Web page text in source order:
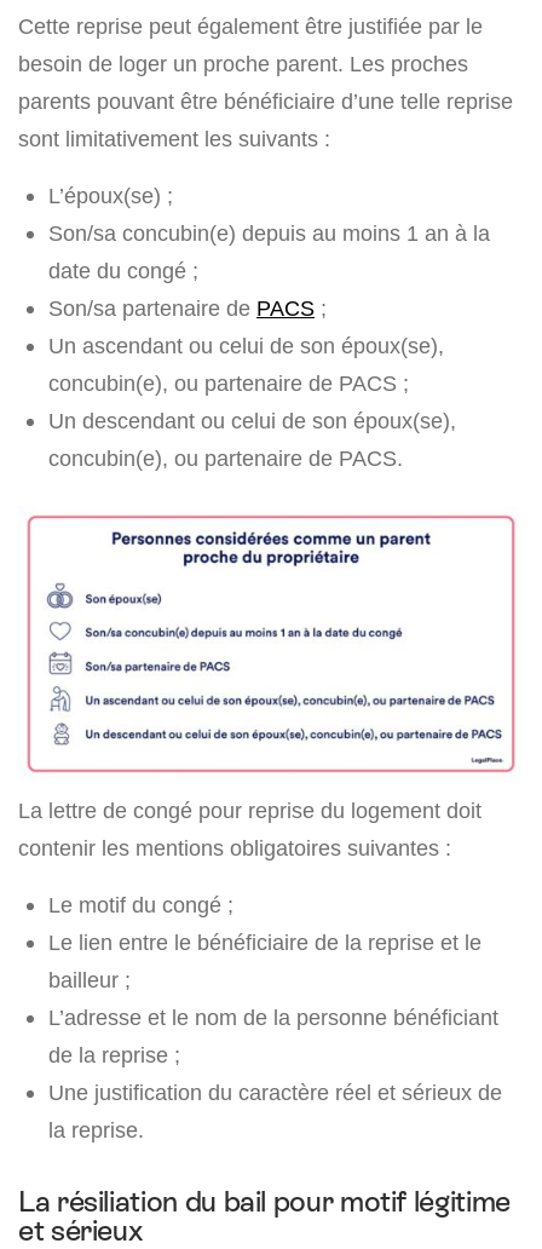
Cette reprise peut également être justifiée par le
besoin de loger un proche parent. Les proches
parents pouvant être bénéficiaire d’une telle reprise
sont limitativement les suivants :
L’époux(se) ;
Son/sa concubin(e) depuis au moins 1 an à la
date du congé ;
Son/sa partenaire de PACS ;
Un ascendant ou celui de son époux(se),
concubin(e), ou partenaire de PACS ;
Un descendant ou celui de son époux(se),
concubin(e), ou partenaire de PACS.
La lettre de congé pour reprise du logement doit
contenir les mentions obligatoires suivantes :
Le motif du congé ;
Le lien entre le bénéficiaire de la reprise et le
bailleur ;
L’adresse et le nom de la personne bénéficiant
de la reprise ;
Une justification du caractère réel et sérieux de
la reprise.
La résiliation du bail pour motif légitime
et sérieux